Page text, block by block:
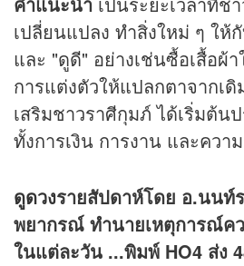
เปลี่ยนแปลง ทำสิ่งใหม่ ๆ ให้
และ "ดูดี" อย่างเช่นซื้อเสื้อผ้
การแต่งตัวให้แปลกตาจากเ
เสริมชาวราศีกุมภ์ ได้เริ่มต้น
ทั้งการเงิน การงาน และควา
ดูดวงรายสัปดาห์โดย อ.นน
พยากรณ์ ทำนายเหตุการณ์ค
ในแต่ละวัน ...พิมพ์ HO4 ส่ง